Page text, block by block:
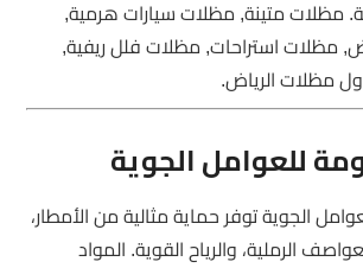
مظلات متينة, مظلات سيارات هرمية,
مظلات استراحات, مظلات فلل ريفية,
مظلات الرياض.
للعوامل الجوية
الجوية توفر حماية مثالية من الأمطار،
الرملية، والرياح القوية. المواد